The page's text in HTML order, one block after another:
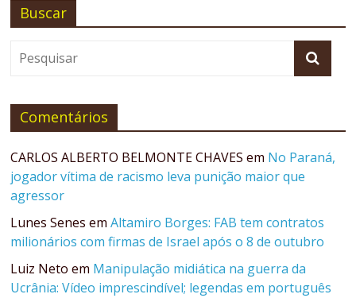
Buscar
Comentários
CARLOS ALBERTO BELMONTE CHAVES em No Paraná,
jogador vítima de racismo leva punição maior que
agressor
Lunes Senes emAltamiro Borges: FAB tem contratos
milionários com firmas de Israel após o 8 de outubro
Luiz Neto em Manipulação midiática na guerra da
Ucrânia: Vídeo imprescindível; legendas em português